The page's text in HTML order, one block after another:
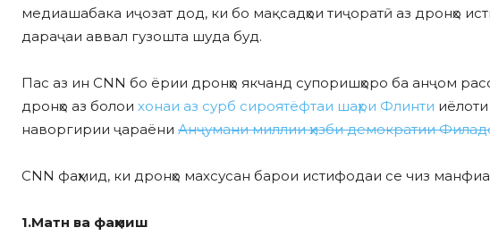
медиашабака иҷозат дод, ки бо мақсадҳои тиҷоратӣ аз дронҳо
дараҷаи аввал гузошта шуда буд.
Пас аз ин CNN бо ёрии дронҳо якчанд супоришҳоро ба анҷом
дронҳо аз болои хонаи аз сурб сироятёфтаи шаҳри Флинти
наворгирии ҷараёни Анҷумани миллии ҳизби демократии
CNN фаҳмид, ки дронҳо махсусан барои истифодаи се чиз
1.Матн ва фаҳмиш